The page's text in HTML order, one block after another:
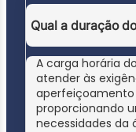
Qual a duração
A carga horária
atender às
aperfeiçoamento
proporcionando
necessidades da